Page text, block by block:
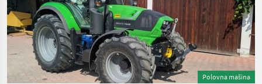
Polovna mašina